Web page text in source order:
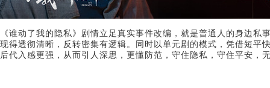
《谁动了我的隐私》剧情立足真实事件改编，就是普通人的身边私
现得透彻清晰，反转密集有逻辑。同时以单元剧的模式，凭借短平
后代入感更强，从而引人深思，更懂防范，守住隐私，守住平安，